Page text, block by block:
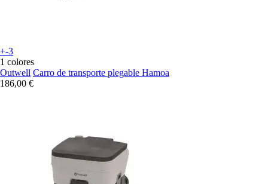
+-3
1 colores
Outwell Carro de transporte plegable Hamoa
186,00 €